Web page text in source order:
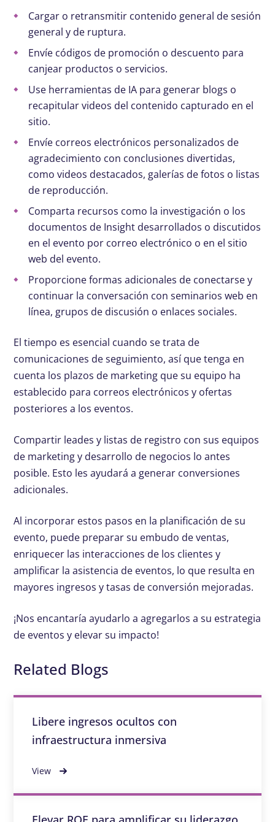
Cargar o retransmitir contenido general de sesión
general y de ruptura.
Envíe códigos de promoción o descuento para
canjear productos o servicios.
Use herramientas de IA para generar blogs o
recapitular videos del contenido capturado en el
sitio.
Envíe correos electrónicos personalizados de
agradecimiento con conclusiones divertidas,
como videos destacados, galerías de fotos o listas
de reproducción.
Comparta recursos como la investigación o los
documentos de Insight desarrollados o discutidos
en el evento por correo electrónico o en el sitio
web del evento.
Proporcione formas adicionales de conectarse y
continuar la conversación con seminarios web en
línea, grupos de discusión o enlaces sociales.
El tiempo es esencial cuando se trata de
comunicaciones de seguimiento, así que tenga en
cuenta los plazos de marketing que su equipo ha
establecido para correos electrónicos y ofertas
posteriores a los eventos.
Compartir leades y listas de registro con sus equipos
de marketing y desarrollo de negocios lo antes
posible. Esto les ayudará a generar conversiones
adicionales.
Al incorporar estos pasos en la planificación de su
evento, puede preparar su embudo de ventas,
enriquecer las interacciones de los clientes y
amplificar la asistencia de eventos, lo que resulta en
mayores ingresos y tasas de conversión mejoradas.
¡Nos encantaría ayudarlo a agregarlos a su estrategia
de eventos y elevar su impacto!
Related Blogs
Libere ingresos ocultos con
infraestructura inmersiva
View